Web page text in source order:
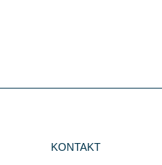
KONTAKT